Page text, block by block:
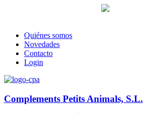
Quiénes somos
Novedades
Contacto
Login
Complements Petits Animals, S.L.